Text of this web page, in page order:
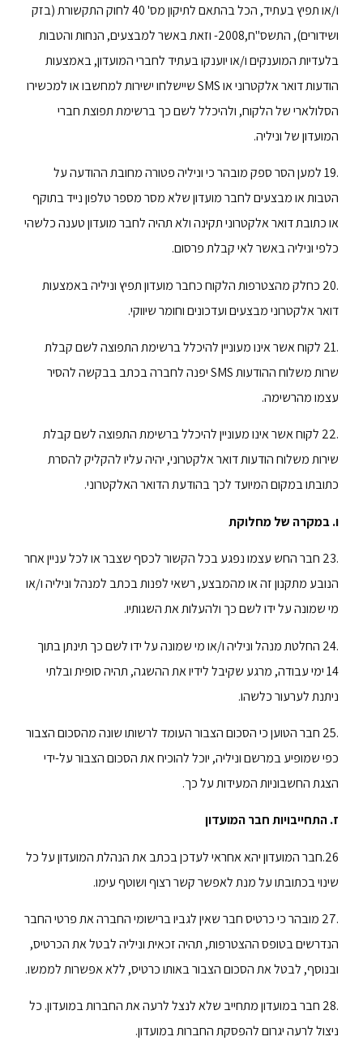
ו/או תפיץ בעתיד, הכל בהתאם לתיקון מס' 40 לחוק התקשורת (בזק
ושידורים), התשס"ח,2008- וזאת באשר למבצעים, הנחות והטבות
בלעדיות המוענקים ו/או יוענקו בעתיד לחברי המועדון, באמצעות
הודעות דואר אלקטרוני או SMS שיישלחו ישירות למחשבו או למכשירו
הסלולארי של הלקוח, ולהיכלל לשם כך ברשימת תפוצת חברי
המועדון של וניליה.
.19 למען הסר ספק מובהר כי וניליה פטורה מחובת ההודעה על
הטבות או מבצעים לחבר מועדון שלא מסר מספר טלפון נייד בתוקף
או כתובת דואר אלקטרוני תקינה ולא תהיה לחבר מועדון טענה כלשהי
כלפי וניליה באשר לאי קבלת פרסום.
.20 כחלק מהצטרפות הלקוח כחבר מועדון תפיץ וניליה באמצעות
דואר אלקטרוני מבצעים ועדכונים וחומר שיווקי.
.21 לקוח אשר אינו מעוניין להיכלל ברשימת התפוצה לשם קבלת
שרות משלוח ההודעות SMS יפנה לחברה בכתב בבקשה להסיר
עצמו מהרשימה.
.22 לקוח אשר אינו מעוניין להיכלל ברשימת התפוצה לשם קבלת
שירות משלוח הודעות דואר אלקטרוני, יהיה עליו להקליק להסרת
כתובתו במקום המיועד לכך בהודעת הדואר האלקטרוני.
ו. במקרה של מחלוקת
.23 חבר החש עצמו נפגע בכל הקשור לכסף שצבר או לכל עניין אחר
הנובע מתקנון זה או מהמבצע, רשאי לפנות בכתב למנהל וניליה ו/או
מי שמונה על ידו לשם כך ולהעלות את השגותיו.
.24 החלטת מנהל וניליה ו/או מי שמונה על ידו לשם כך תינתן בתוך
14 ימי עבודה, מרגע שקיבל לידיו את ההשגה, תהיה סופית ובלתי
ניתנת לערעור כלשהו.
.25 חבר הטוען כי הסכום הצבור העומד לרשותו שונה מהסכום הצבור
כפי שמופיע במרשם וניליה, יוכל להוכיח את הסכום הצבור על-ידי
הצגת החשבוניות המעידות על כך.
ז. התחייבויות חבר המועדון
26.חבר המועדון יהא אחראי לעדכן בכתב את הנהלת המועדון על כל
שינוי בכתובתו על מנת לאפשר קשר רצוף ושוטף עימו.
.27 מובהר כי כרטיס חבר שאין לגביו ברישומי החברה את פרטי החבר
הנדרשים בטופס ההצטרפות, תהיה זכאית וניליה לבטל את הכרטיס,
ובנוסף, לבטל את הסכום הצבור באותו כרטיס, ללא אפשרות לממשו.
.28 חבר במועדון מתחייב שלא לנצל לרעה את החברות במועדון. כל
ניצול לרעה יגרום להפסקת החברות במועדון.